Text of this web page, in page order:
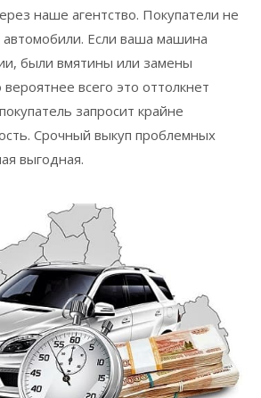
наше агентство. Покупатели не
Если ваша машина
были вмятины или замены
всего это оттолкнет
запросит крайне
Срочный выкуп проблемных
выгодная.